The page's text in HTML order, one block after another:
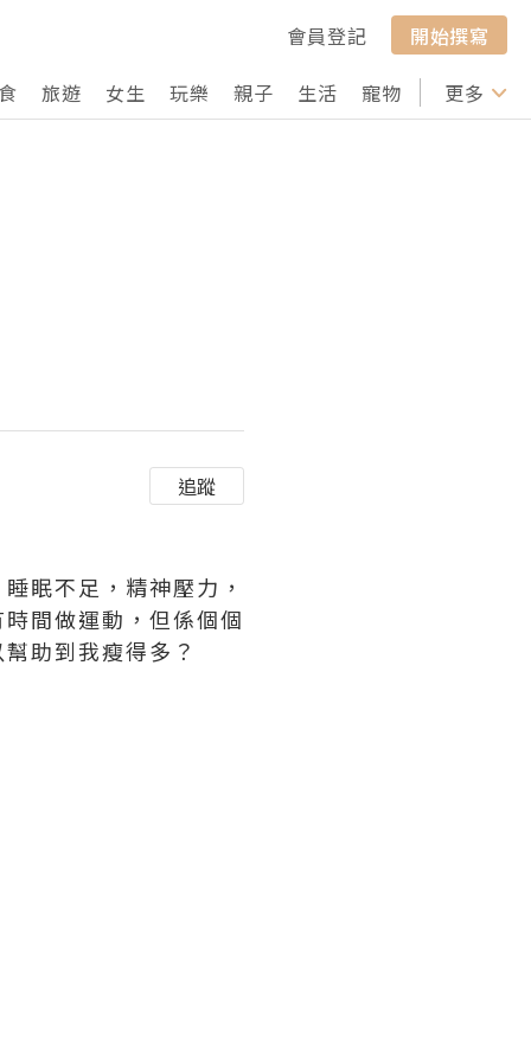
會員登記
開始撰寫
旅遊 女生 玩樂 親子 生活 寵物 行山 打卡
更多
追蹤
眠不足，精神壓力，
間做運動，但係個個
助到我瘦得多？